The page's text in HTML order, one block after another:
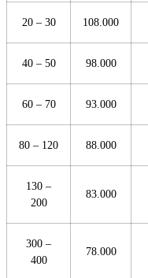
20 – 30 108.000
40 – 50 98.000
60 – 70 93.000
80 – 120 88.000
130 –
200
83.000
300 –
400
78.000